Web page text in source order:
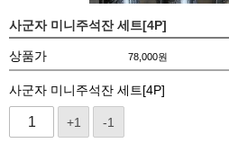
사군자 미니주석잔 세트[4P]
상품가 78,000원
사군자 미니주석잔 세트[4P]
+1 -1